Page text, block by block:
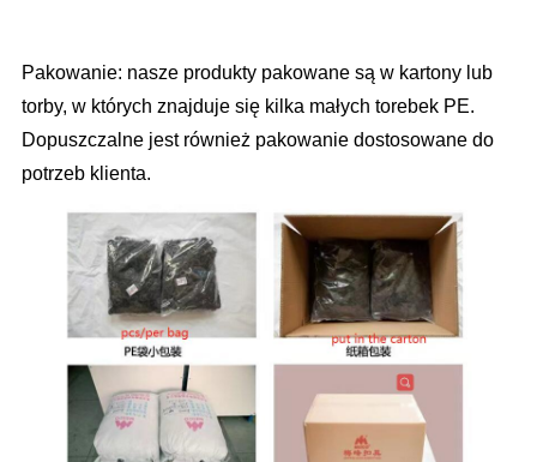
Pakowanie: nasze produkty pakowane są w kartony lub
torby, w których znajduje się kilka małych torebek PE.
Dopuszczalne jest również pakowanie dostosowane do
potrzeb klienta.